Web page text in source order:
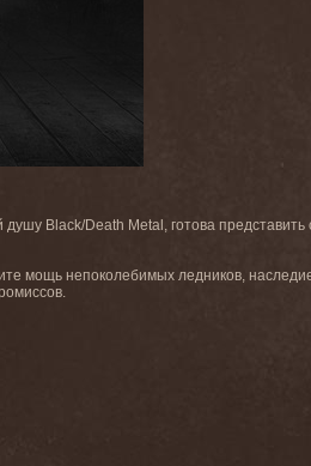
Black/Death Metal, готова
мощь непоколебимых ледников,